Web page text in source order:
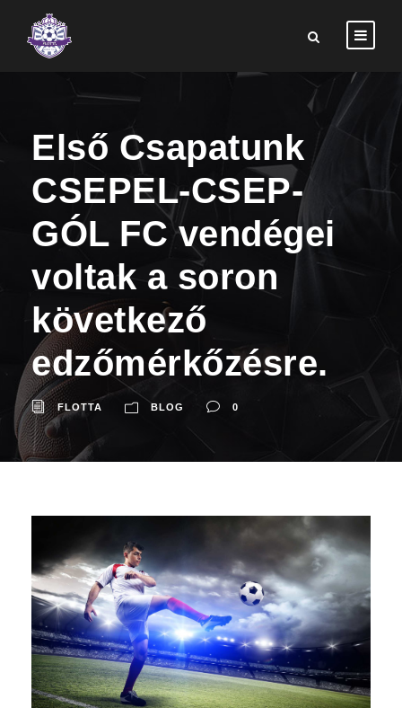
Első Csapatunk
CSEPEL-CSEP-
GÓL FC vendégei
voltak a soron
következő
edzőmérkőzésre.
FLOTTA BLOG 0